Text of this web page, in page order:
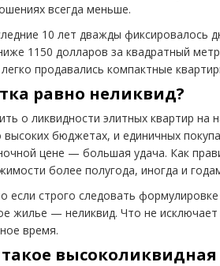
всегда меньше.
10 лет дважды фиксировалось
1150 долларов за квадратный
продавались компактные
равно неликвид?
о ликвидности элитных квартир
высоких бюджетах, и единичных
цене — большая удача. Как
более полугода, иногда и
если строго следовать формулировке
жилье — неликвид. Что не
время.
высоколиквидная